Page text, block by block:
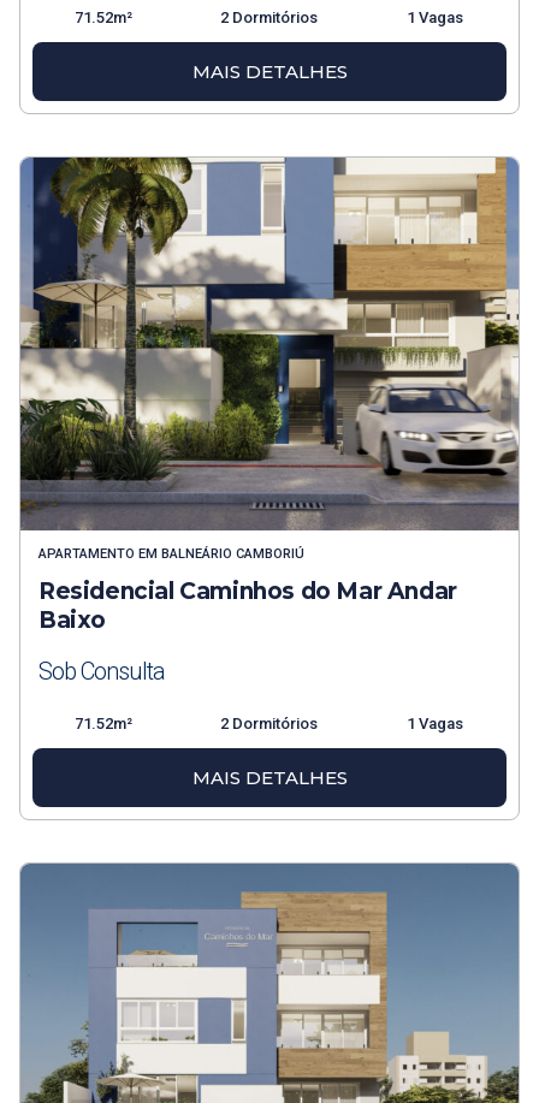
71.52m² 2 Dormitórios 1 Vagas
MAIS DETALHES
APARTAMENTO EM BALNEÁRIO CAMBORIÚ
Residencial Caminhos do Mar Andar
Baixo
Sob Consulta
71.52m² 2 Dormitórios 1 Vagas
MAIS DETALHES